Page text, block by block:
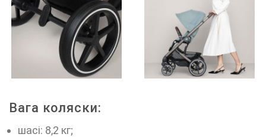
Вага коляски:
шасі: 8,2 кг;